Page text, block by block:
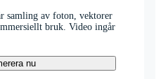
samling av foton, vektorer
bruk. Video ingår
nu